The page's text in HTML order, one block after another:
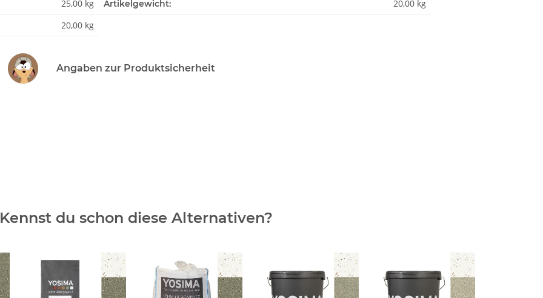
25,00 kg Artikelgewicht: 20,00 kg
20,00 kg
Angaben zur Produktsicherheit
Kennst du schon diese Alternativen?